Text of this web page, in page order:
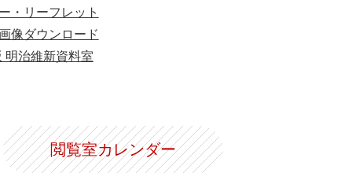
・リーフレット
像ダウンロード
明治維新資料室
閲覧室カレンダー